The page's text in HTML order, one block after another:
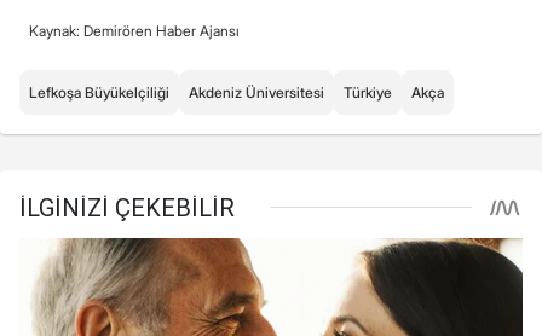
Kaynak: Demirören Haber Ajansı
Lefkoşa Büyükelçiliği Akdeniz Üniversitesi Türkiye Akça